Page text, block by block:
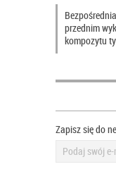
przednim
kompozytu
Zapisz się do